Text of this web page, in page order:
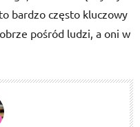
bardzo często kluczowy
pośród ludzi, a oni w